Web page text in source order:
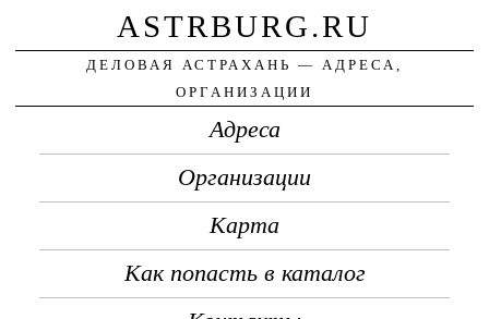
ASTRBURG.RU
ДЕЛОВАЯ АСТРАХАНЬ — АДРЕСА,
ОРГАНИЗАЦИИ
Адреса
Организации
Карта
Как попасть в каталог